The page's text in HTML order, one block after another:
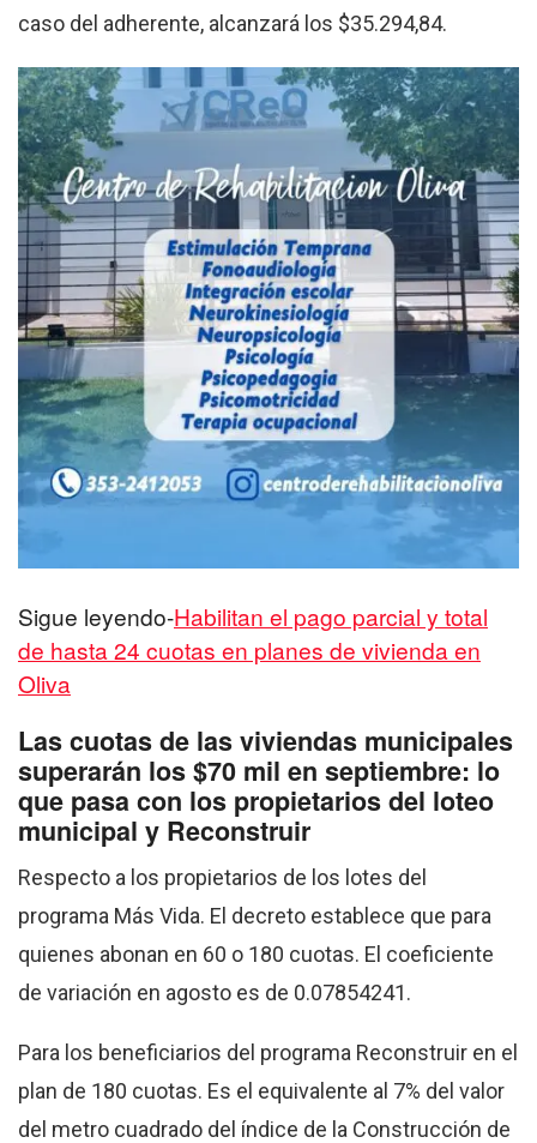
caso del adherente, alcanzará los $35.294,84.
Sigue leyendo-Habilitan el pago parcial y total
de hasta 24 cuotas en planes de vivienda en
Oliva
Las cuotas de las viviendas municipales
superarán los $70 mil en septiembre: lo
que pasa con los propietarios del loteo
municipal y Reconstruir
Respecto a los propietarios de los lotes del
programa Más Vida. El decreto establece que para
quienes abonan en 60 o 180 cuotas. El coeficiente
de variación en agosto es de 0.07854241.
Para los beneficiarios del programa Reconstruir en el
plan de 180 cuotas. Es el equivalente al 7% del valor
del metro cuadrado del índice de la Construcción de